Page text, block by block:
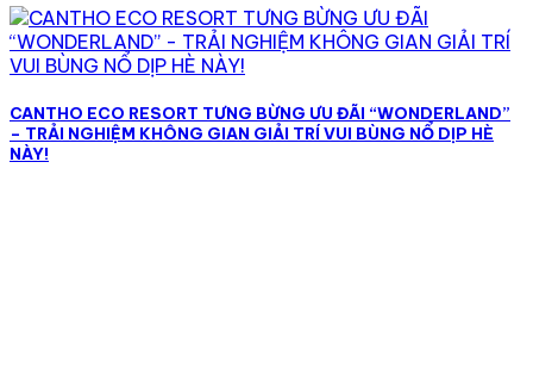
CANTHO ECO RESORT TƯNG BỪNG ƯU ĐÃI “WONDERLAND”
– TRẢI NGHIỆM KHÔNG GIAN GIẢI TRÍ VUI BÙNG NỔ DỊP HÈ
NÀY!